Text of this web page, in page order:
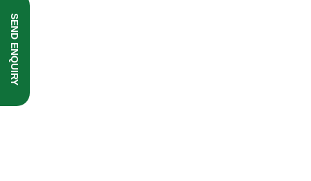
SEND ENQUIRY